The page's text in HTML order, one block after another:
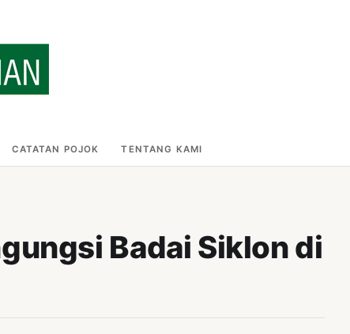
CATATAN POJOK TENTANG KAMI
Badai Siklon di